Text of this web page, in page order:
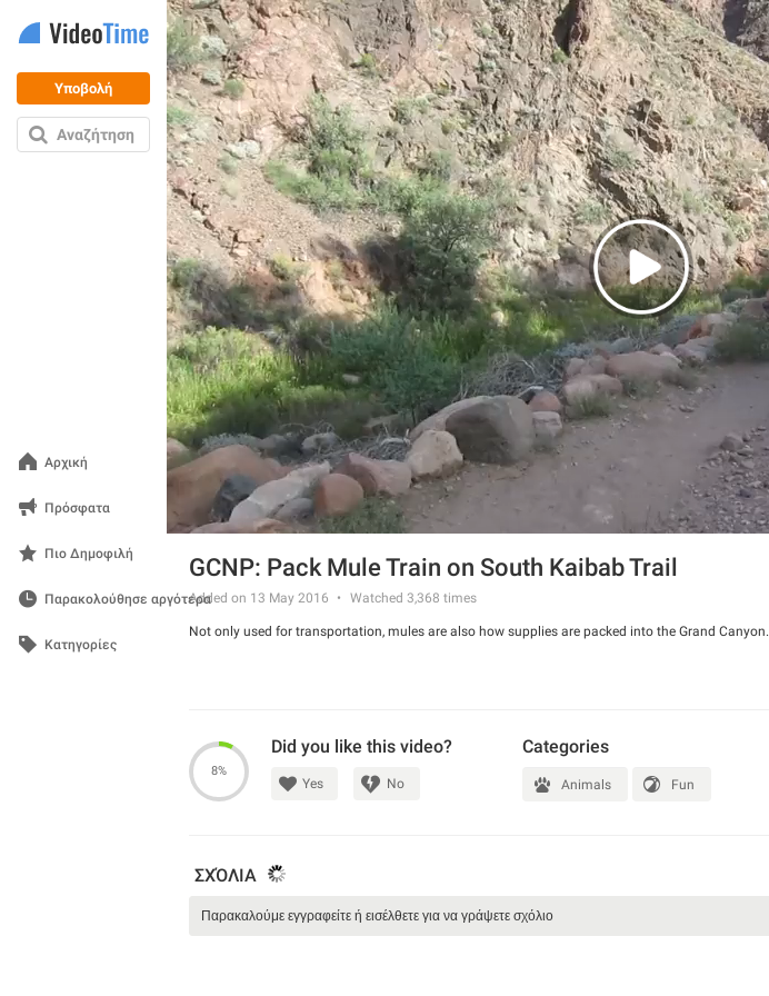
Υποβολή
Αναζήτηση
Αρχική
Πρόσφατα
Πιο Δημοφιλή
Παρακολούθησε αργότερα
Κατηγορίες
GCNP: Pack Mule Train on South Kaibab Trail
Added on 13 May 2016 Watched 3,368 times
Not only used for transportation, mules are also how supplies are packed into the Grand Canyon.
8%
Did you like this video?
Yes No
Categories
Animals Fun
ΣΧΌΛΙΑ